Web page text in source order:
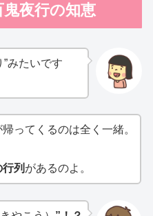
夜行の知恵
”みたいです
ってくるのは全く一緒。
列 があるのよ。